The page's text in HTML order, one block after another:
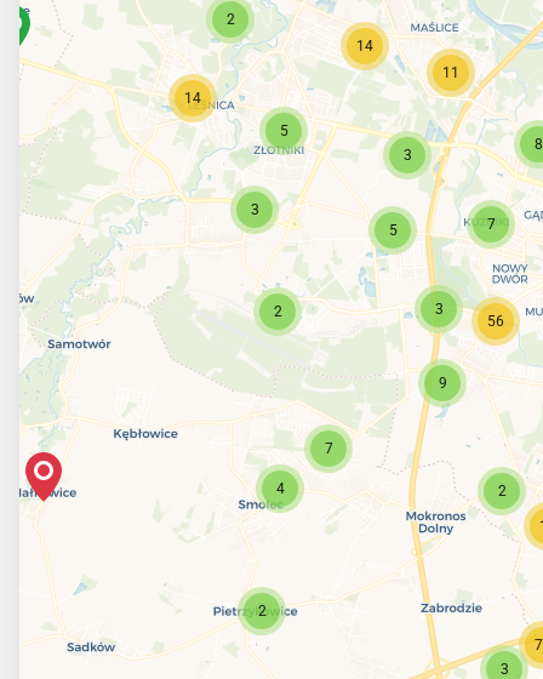
8
7
2
9
3
11
5
3
7
14
2
5
3
4
2
2
56
3
14